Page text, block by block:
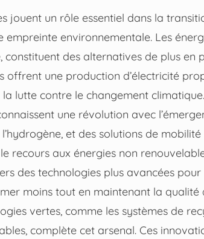
jouent un rôle essentiel dans la
environnementale. Les
constituent des alternatives de plus
offrent une production d’électricité
lutte contre le changement climatique.
une révolution avec
et des solutions de
recours aux énergies non
des technologies plus avancées pour
moins tout en maintenant la qualité
vertes, comme les systèmes de
complète cet arsenal. Ces